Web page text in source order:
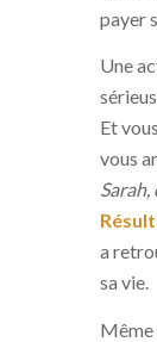
payer
Une
Et
vous
a
sa vie.
Même